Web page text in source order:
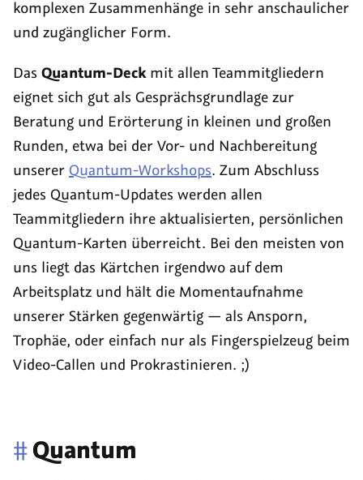
komplexen Zusammenhänge in sehr anschaulicher
und zugänglicher Form.
Das Quantum-Deckmit allen Teammitgliedern
eignet sich gut als Gesprächsgrundlage zur
Beratung und Erörterung in kleinen und großen
Runden, etwa bei der Vor- und Nachbereitung
unserer Quantum-Workshops. Zum Abschluss
jedes Quantum-Updates werden allen
Teammitgliedern ihre aktualisierten, persönlichen
Quantum-Karten überreicht. Bei den meisten von
uns liegt das Kärtchen irgendwo auf dem
Arbeitsplatz und hält die Momentaufnahme
unserer Stärken gegenwärtig — als Ansporn,
Trophäe, oder einfach nur als Fingerspielzeug beim
Video-Callen und Prokrastinieren. ;)
#Quantum